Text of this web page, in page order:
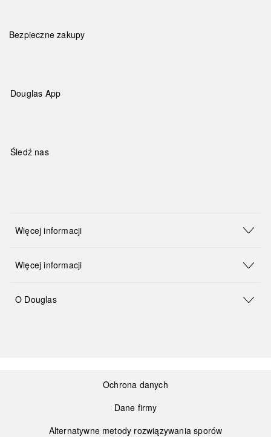
Bezpieczne zakupy
Douglas App
Śledź nas
Więcej informacji
Więcej informacji
O Douglas
Ochrona danych
Dane firmy
Alternatywne metody rozwiązywania sporów